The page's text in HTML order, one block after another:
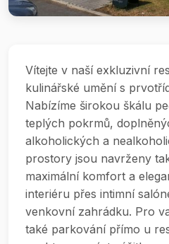
Vítejte v naší exkluzivní
kulinářské umění s
Nabízíme širokou škálu
teplých pokrmů,
alkoholických a
prostory jsou navrženy
maximální komfort a
interiéru přes intimní
venkovní zahrádku. Pro
také parkování přímo u